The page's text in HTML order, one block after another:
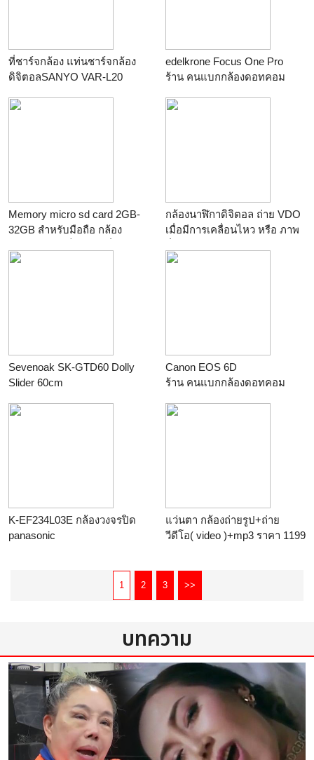
ที่ชาร์จกล้อง แท่นชาร์จกล้อง
ดิจิตอลSANYO VAR-L20
ร้าน
edelkrone Focus One Pro
ร้าน คนแบกกล้องดอทคอม
Memory micro sd card 2GB-
32GB สำหรับมือถือ กล้อง
ร้าน
กล้องนาฬิกาดิจิตอล ถ่าย VDO
เมื่อมีการเคลื่อนไหว หรือ ภาพ
ร้าน
Sevenoak SK-GTD60 Dolly
Slider 60cm
Canon EOS 6D
ร้าน คนแบกกล้องดอทคอม
K-EF234L03E กล้องวงจรปิด
panasonic
แว่นตา กล้องถ่ายรูป+ถ่าย
วีดีโอ( video )+mp3 ราคา 1199
1 2 3 >>
บทความ